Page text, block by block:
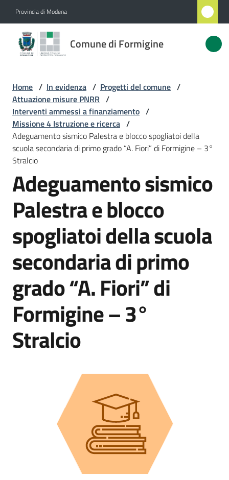
Provincia di Modena
Comune di Formigine
Comune
di
Amministrazione
Novità
Servizi
Vivere
Formigine
Prenotazione
appuntamenti
A
l
l
e
Home / In evidenza / Progetti del comune /
Attuazione misure PNRR /
Interventi ammessi a finanziamento /
Missione 4 Istruzione e ricerca /
Adeguamento sismico Palestra e blocco spogliatoi della
scuola secondaria di primo grado “A. Fiori” di Formigine – 3°
Stralcio
Adeguamento sismico
Palestra e blocco
spogliatoi della scuola
secondaria di primo
grado “A. Fiori” di
Formigine – 3°
Stralcio